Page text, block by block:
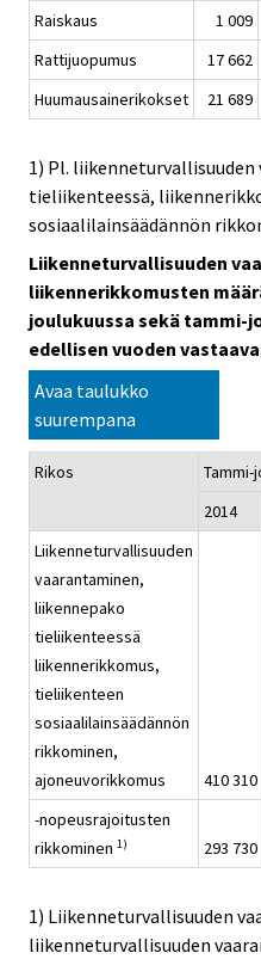
Raiskaus
1 009
Rattijuopumus
17 662
Huumausainerikokset
21 689
1) Pl.
tieliikenteessä,
sosiaalilainsäädännön
Liikenneturvallisuuden
liikennerikkomusten
joulukuussa sekä tammi-
edellisen vuoden
Avaa taulukko
suurempana
Rikos Tammi-
2014
Liikenneturvallisuuden
vaarantaminen,
liikennepako
tieliikenteessä
liikennerikkomus,
tieliikenteen
sosiaalilainsäädännön
rikkominen,
ajoneuvorikkomus
410 310
-nopeusrajoitusten
rikkominen 1) 293 730
1) Liikenneturvallisuuden
liikenneturvallisuuden